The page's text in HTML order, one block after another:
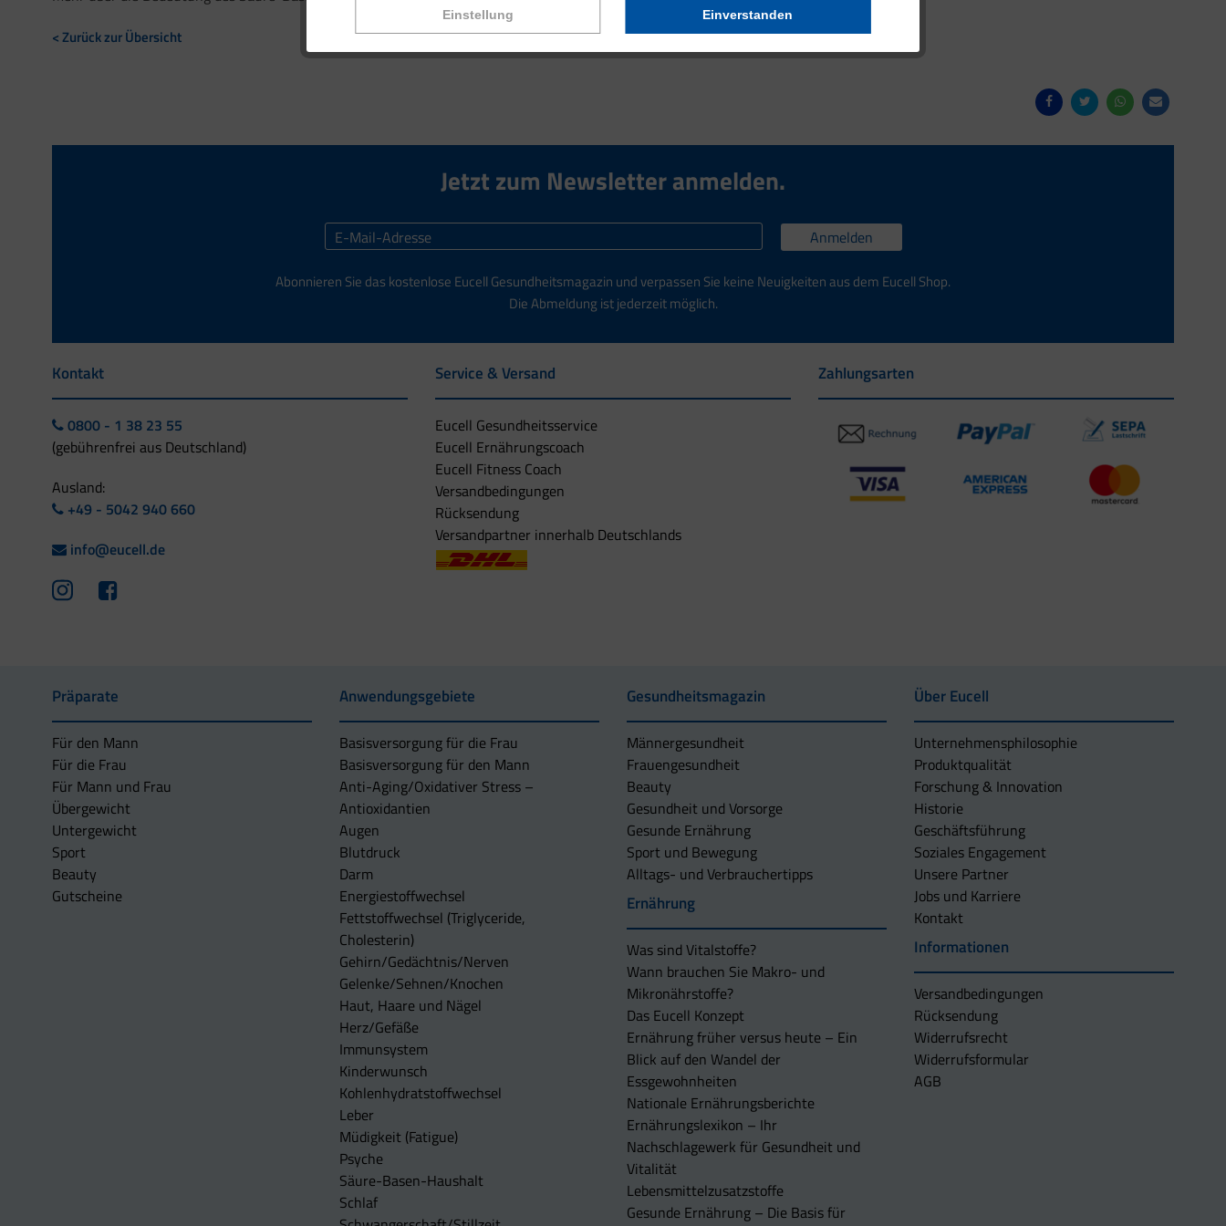
Einstellung Einverstanden
< Zurück zur Übersicht
Jetzt zum Newsletter anmelden.
Anmelden
Abonnieren Sie das kostenlose Eucell Gesundheitsmagazin und verpassen Sie keine Neuigkeiten aus dem Eucell Shop.
Die Abmeldung ist jederzeit möglich.
Kontakt
0800 - 1 38 23 55
(gebührenfrei aus Deutschland)
Ausland:
+49 - 5042 940 660
info@eucell.de
Service & Versand
Eucell Gesundheitsservice
Eucell Ernährungscoach
Eucell Fitness Coach
Versandbedingungen
Rücksendung
Versandpartner innerhalb Deutschlands
Zahlungsarten
Präparate
Für den Mann
Für die Frau
Für Mann und Frau
Übergewicht
Untergewicht
Sport
Beauty
Gutscheine
Anwendungsgebiete
Basisversorgung für die Frau
Basisversorgung für den Mann
Anti-Aging/Oxidativer Stress –
Antioxidantien
Augen
Blutdruck
Darm
Energiestoffwechsel
Fettstoffwechsel (Triglyceride,
Cholesterin)
Gehirn/Gedächtnis/Nerven
Gelenke/Sehnen/Knochen
Haut, Haare und Nägel
Herz/Gefäße
Immunsystem
Kinderwunsch
Kohlenhydratstoffwechsel
Leber
Müdigkeit (Fatigue)
Psyche
Säure-Basen-Haushalt
Schlaf
Gesundheitsmagazin
Männergesundheit
Frauengesundheit
Beauty
Gesundheit und Vorsorge
Gesunde Ernährung
Sport und Bewegung
Alltags- und Verbrauchertipps
Ernährung
Was sind Vitalstoffe?
Wann brauchen Sie Makro- und
Mikronährstoffe?
Das Eucell Konzept
Ernährung früher versus heute – Ein
Blick auf den Wandel der
Essgewohnheiten
Nationale Ernährungsberichte
Ernährungslexikon – Ihr
Nachschlagewerk für Gesundheit und
Vitalität
Lebensmittelzusatzstoffe
Gesunde Ernährung – Die Basis für
Über Eucell
Unternehmens­philosophie
Produktqualität
Forschung & Innovation
Historie
Geschäftsführung
Soziales Engagement
Unsere Partner
Jobs und Karriere
Kontakt
Informationen
Versandbedingungen
Rücksendung
Widerrufsrecht
Widerrufsformular
AGB